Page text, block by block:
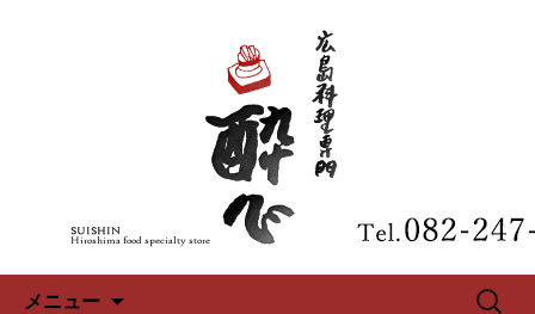
広島、中区の広島料理専門【酔
心】のブログ
メニュー
検